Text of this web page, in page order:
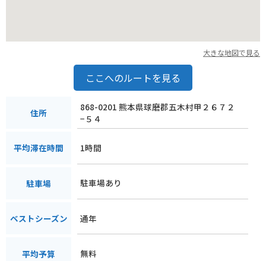
大きな地図で見る
ここへのルートを見る
住所
868-0201 熊本県球磨郡五木村甲２６７２
−５４
平均滞在時間 1時間
駐車場 駐車場あり
ベストシーズン 通年
平均予算 無料